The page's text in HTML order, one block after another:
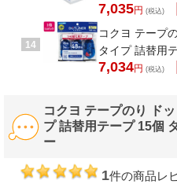
7,035円 (税込)
14
コクヨ テープ
タイプ 詰替用
7,034円 (税込)
コクヨ テープのり ド
プ 詰替用テープ 15個
ー
1件の商品レ